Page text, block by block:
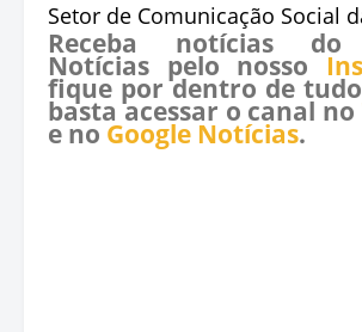
Setor de Comunicação Social
Receba notícias do
Notícias pelo nosso
fique por dentro de
basta acessar o canal no
e no Google Notícias.